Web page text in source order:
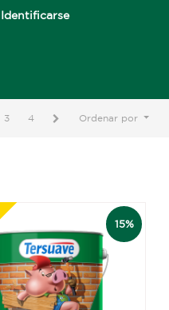
Identificarse
3 4 Ordenar por
15%